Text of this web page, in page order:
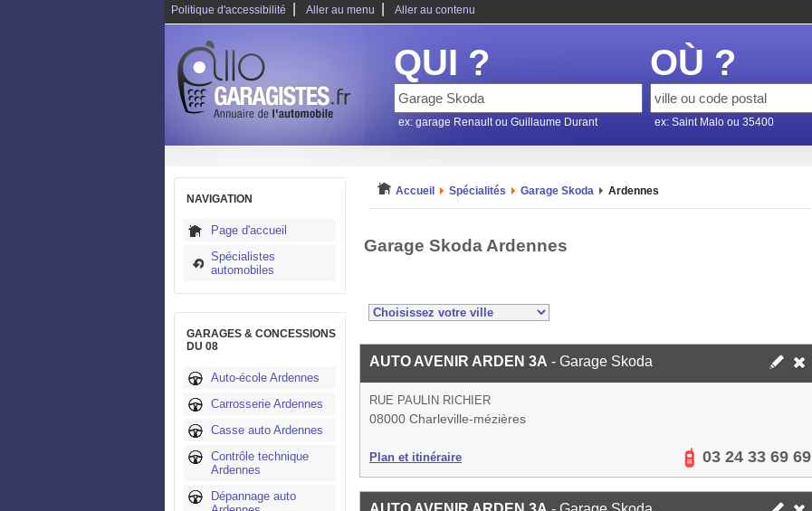
Politique d'accessibilité Aller au menu Aller au contenu
QUI ?
ex: garage Renault ou Guillaume Durant
OÙ ?
ex: Saint Malo ou 35400
NAVIGATION
Page d'accueil
Spécialistes
automobiles
GARAGES & CONCESSIONS
DU 08
Auto-école Ardennes
Carrosserie Ardennes
Casse auto Ardennes
Contrôle technique
Ardennes
Dépannage auto
Accueil Spécialités Garage Skoda Ardennes
Garage Skoda Ardennes
AUTO AVENIR ARDEN 3A - Garage Skoda
RUE PAULIN RICHIER
08000 Charleville-mézières
Plan et itinéraire 03 24 33 69 69